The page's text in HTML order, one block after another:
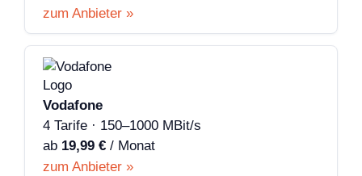
zum Anbieter »
Vodafone
4 Tarife · 150–1000 MBit/s
ab 19,99 € / Monat
zum Anbieter »